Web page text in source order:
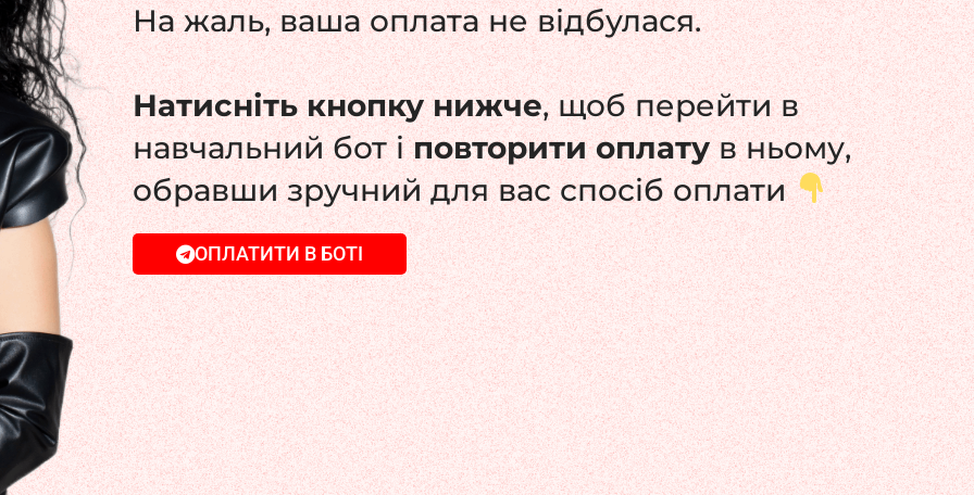
На жаль, ваша оплата не відбулася.
Натисніть кнопку нижче, щоб перейти в
навчальний бот іповторити оплатув ньому,
обравши зручний для вас спосіб оплати
ОПЛАТИТИ В БОТІ